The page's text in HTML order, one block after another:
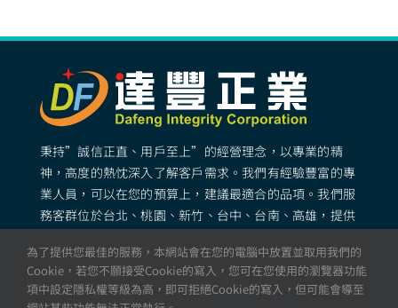
秉持”誠信正直、用戶至上”的經營理念，以專業的精
神，高度的熱忱深入了解客戶需求。我們有經驗豐富的專
業人員，可以在您的預算上，建議最適合的品項。我們服
務客群位於台北、桃園、新竹、台中、台南、高雄，提供
© All rights reserved. 達豐正業 – 矽膠製品・矽膠成型・
為了提供您最佳的服務，本網站會在您的電腦中放置並取用我們的
Cookie，若您不願接受Cookie的寫入，您可在您使用的瀏覽器功能
項中設定隱私權等級為高，即可拒絕Cookie的寫入，但可能會導至